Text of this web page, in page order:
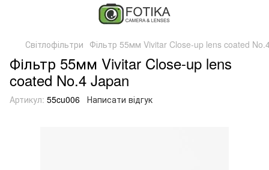
Світлофільтри Фільтр 55мм Vivitar Close-up lens coated
Фільтр 55мм Vivitar Close-up lens
coated No.4 Japan
Артикул: 55cu006 Написати відгук